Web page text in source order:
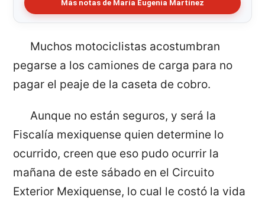
Más notas de María Eugenia Martínez
Muchos motociclistas acostumbran
pegarse a los camiones de carga para no
pagar el peaje de la caseta de cobro.
Aunque no están seguros, y será la
Fiscalía mexiquense quien determine lo
ocurrido, creen que eso pudo ocurrir la
mañana de este sábado en el Circuito
Exterior Mexiquense, lo cual le costó la vida